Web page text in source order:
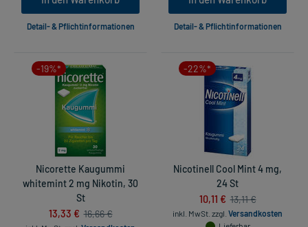
Detail- & Pflichtinformationen Detail- & Pflichtinformationen
-19%*
Nicorette Kaugummi
whitemint 2 mg Nikotin, 30
St
13,33 € 16,66 €
-22%*
Nicotinell Cool Mint 4 mg,
24 St
10,11 € 13,11 €
inkl. MwSt. zzgl. Versandkosten